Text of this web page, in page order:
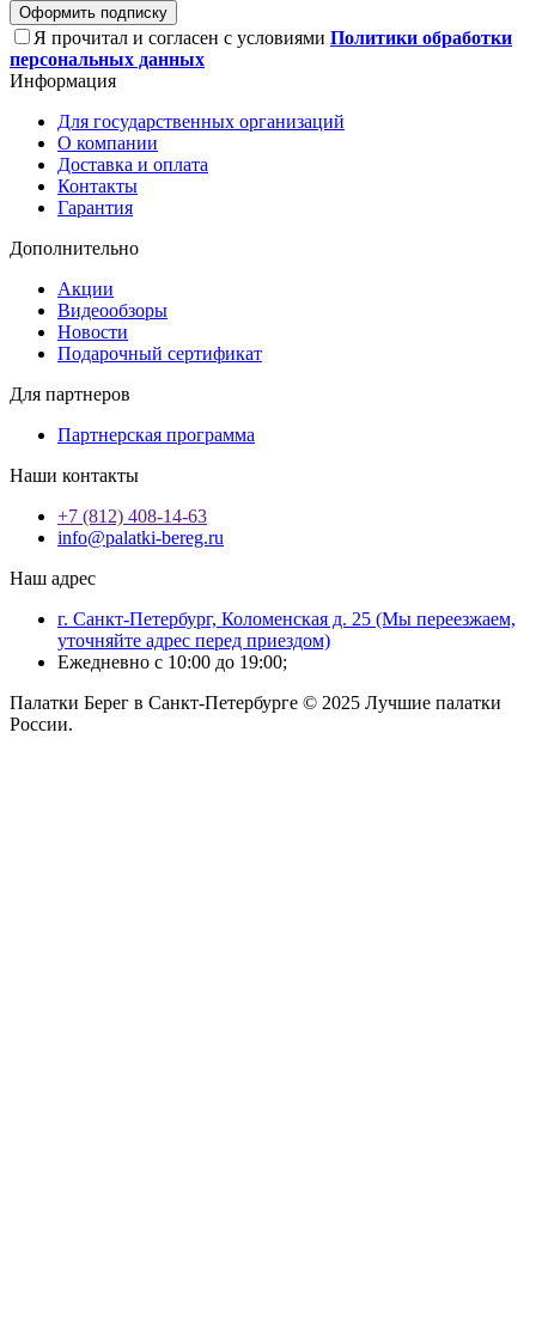
Оформить подписку
Я прочитал и согласен с условиями Политики обработки
персональных данных
Информация
Для государственных организаций
О компании
Доставка и оплата
Контакты
Гарантия
Дополнительно
Акции
Видеообзоры
Новости
Подарочный сертификат
Для партнеров
Партнерская программа
Наши контакты
+7 (812) 408-14-63
info@palatki-bereg.ru
Наш адрес
г. Санкт-Петербург, Коломенская д. 25 (Мы переезжаем,
уточняйте адрес перед приездом)
Ежедневно с 10:00 до 19:00;
Палатки Берег в Санкт-Петербурге © 2025 Лучшие палатки
России.